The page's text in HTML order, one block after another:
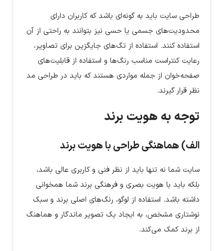
طراحی سایت باید به گونه‌ای باشد که کاربران دارای
محدودیت‌های جسمی یا حسی نیز بتوانند به راحتی از آن
استفاده کنند. استفاده از تگ‌های جایگزین برای تصاویر،
رعایت کنتراست مناسب رنگ‌ها و استفاده از قابلیت‌های
صفحه‌خوان از جمله مواردی هستند که باید در طراحی مد
نظر قرار گیرند.
توجه به هویت برند
الف) هماهنگی طراحی با هویت برند
سایت شما نه تنها باید از نظر فنی و کاربری عالی باشد،
بلکه باید با هویت بصری و فرهنگی برند شما همخوانی
داشته باشد. استفاده از لوگو، رنگ‌های اصلی برند و سبک
نوشتاری مشخص، به ایجاد یک تصویر ماندگار و هماهنگ
از برند کمک می‌کند.